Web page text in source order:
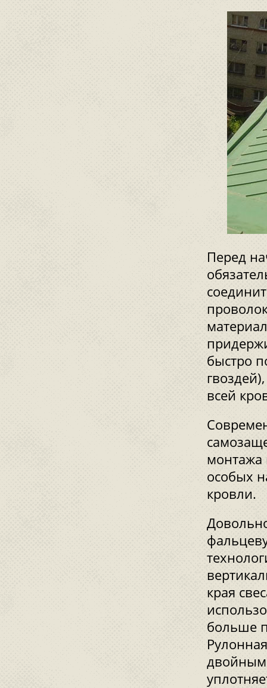
Перед
быстро
всей
монтажа
особых
кровли.
края
больше
двойным